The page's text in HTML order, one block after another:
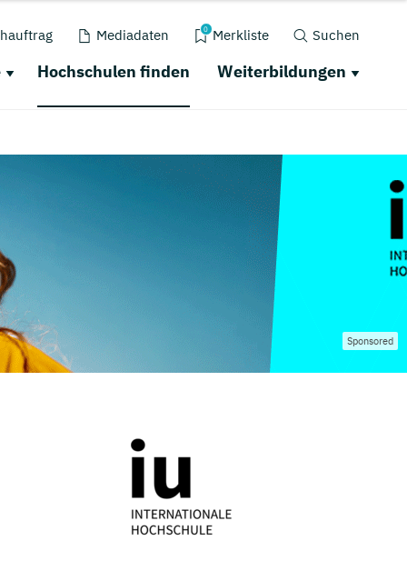
Mediadaten 0 Merkliste Suchen
Hochschulen finden Weiterbildungen
Sponsored